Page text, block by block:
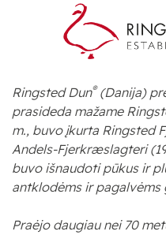
Ringsted Dun®(Danija)
prasideda mažame
m., buvo įkurta Ringsted
Andels-Fjerkræslagteri
buvo išnaudoti pūkus ir
antklodėms ir pagalvėms
Praėjo daugiau nei 70